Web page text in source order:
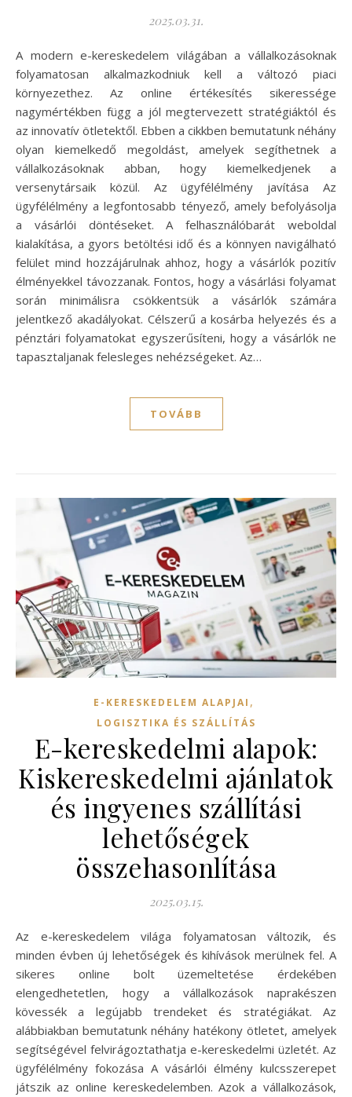
2025.03.31.
A modern e-kereskedelem világában a vállalkozásoknak
folyamatosan alkalmazkodniuk kell a változó piaci
környezethez. Az online értékesítés sikeressége
nagymértékben függ a jól megtervezett stratégiáktól és
az innovatív ötletektől. Ebben a cikkben bemutatunk néhány
olyan kiemelkedő megoldást, amelyek segíthetnek a
vállalkozásoknak abban, hogy kiemelkedjenek a
versenytársaik közül. Az ügyfélélmény javítása Az
ügyfélélmény a legfontosabb tényező, amely befolyásolja
a vásárlói döntéseket. A felhasználóbarát weboldal
kialakítása, a gyors betöltési idő és a könnyen navigálható
felület mind hozzájárulnak ahhoz, hogy a vásárlók pozitív
élményekkel távozzanak. Fontos, hogy a vásárlási folyamat
során minimálisra csökkentsük a vásárlók számára
jelentkező akadályokat. Célszerű a kosárba helyezés és a
pénztári folyamatokat egyszerűsíteni, hogy a vásárlók ne
tapasztaljanak felesleges nehézségeket. Az…
TOVÁBB
E-KERESKEDELEM ALAPJAI ,
LOGISZTIKA ÉS SZÁLLÍTÁS
E-kereskedelmi alapok:
Kiskereskedelmi ajánlatok
és ingyenes szállítási
lehetőségek
összehasonlítása
2025.03.15.
Az e-kereskedelem világa folyamatosan változik, és
minden évben új lehetőségek és kihívások merülnek fel. A
sikeres online bolt üzemeltetése érdekében
elengedhetetlen, hogy a vállalkozások naprakészen
kövessék a legújabb trendeket és stratégiákat. Az
alábbiakban bemutatunk néhány hatékony ötletet, amelyek
segítségével felvirágoztathatja e-kereskedelmi üzletét. Az
ügyfélélmény fokozása A vásárlói élmény kulcsszerepet
játszik az online kereskedelemben. Azok a vállalkozások,